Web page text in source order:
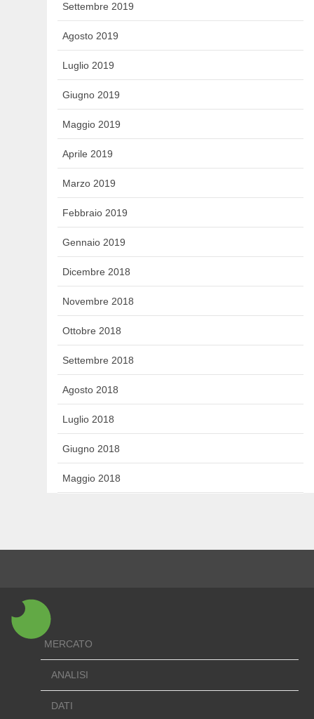
Settembre 2019
Agosto 2019
Luglio 2019
Giugno 2019
Maggio 2019
Aprile 2019
Marzo 2019
Febbraio 2019
Gennaio 2019
Dicembre 2018
Novembre 2018
Ottobre 2018
Settembre 2018
Agosto 2018
Luglio 2018
Giugno 2018
Maggio 2018
MERCATO
ANALISI
DATI